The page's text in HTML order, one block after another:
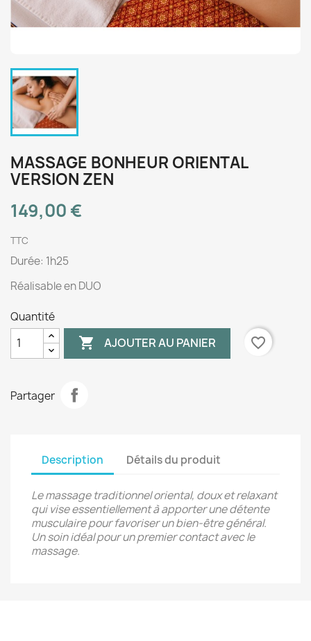
MASSAGE BONHEUR ORIENTAL
VERSION ZEN
149,00 €
TTC
Durée: 1h25
Réalisable en DUO
Quantité
 AJOUTER AU PANIER favorite_border
Partager
Description Détails du produit
Le massage traditionnel oriental, doux et relaxant
qui vise essentiellement à apporter une détente
musculaire pour favoriser un bien-être général.
Un soin idéal pour un premier contact avec le
massage.